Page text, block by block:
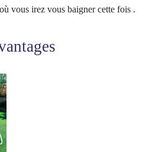
vous irez vous baigner cette fois .